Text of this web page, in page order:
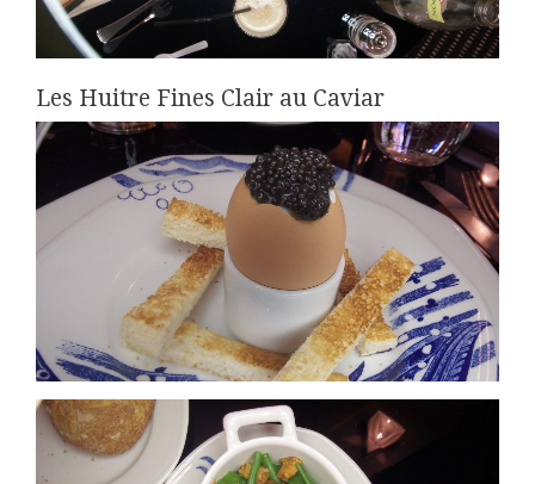
Les Huitre Fines Clair au Caviar